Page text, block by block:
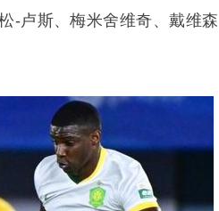
-卢斯、梅米舍维奇、戴维森